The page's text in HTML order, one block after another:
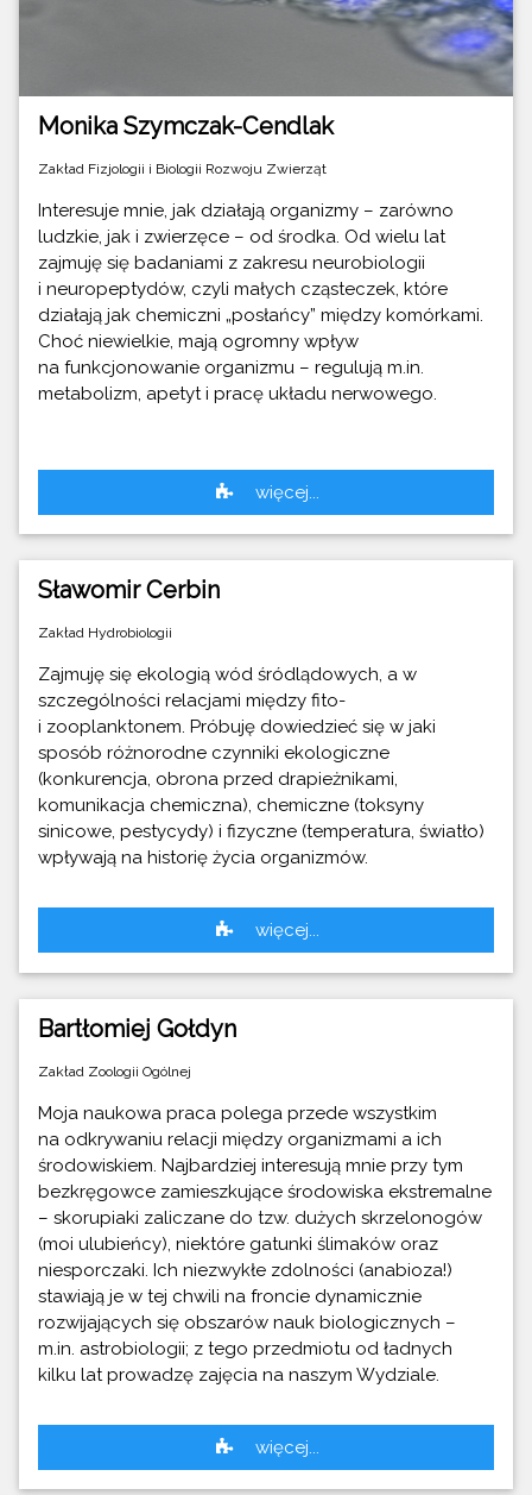
Monika Szymczak-Cendlak
Zakład Fizjologii i Biologii Rozwoju Zwierząt
Interesuje mnie, jak działają organizmy – zarówno
ludzkie, jak i zwierzęce – od środka. Od wielu lat
zajmuję się badaniami z zakresu neurobiologii
i neuropeptydów, czyli małych cząsteczek, które
działają jak chemiczni „posłańcy” między komórkami.
Choć niewielkie, mają ogromny wpływ
na funkcjonowanie organizmu – regulują m.in.
metabolizm, apetyt i pracę układu nerwowego.
więcej...
Sławomir Cerbin
Zakład Hydrobiologii
Zajmuję się ekologią wód śródlądowych, a w
szczególności relacjami między fito-
i zooplanktonem. Próbuję dowiedzieć się w jaki
sposób różnorodne czynniki ekologiczne
(konkurencja, obrona przed drapieżnikami,
komunikacja chemiczna), chemiczne (toksyny
sinicowe, pestycydy) i fizyczne (temperatura, światło)
wpływają na historię życia organizmów.
więcej...
Bartłomiej Gołdyn
Zakład Zoologii Ogólnej
Moja naukowa praca polega przede wszystkim
na odkrywaniu relacji między organizmami a ich
środowiskiem. Najbardziej interesują mnie przy tym
bezkręgowce zamieszkujące środowiska ekstremalne
– skorupiaki zaliczane do tzw. dużych skrzelonogów
(moi ulubieńcy), niektóre gatunki ślimaków oraz
niesporczaki. Ich niezwykłe zdolności (anabioza!)
stawiają je w tej chwili na froncie dynamicznie
rozwijających się obszarów nauk biologicznych –
m.in. astrobiologii; z tego przedmiotu od ładnych
kilku lat prowadzę zajęcia na naszym Wydziale.
więcej...